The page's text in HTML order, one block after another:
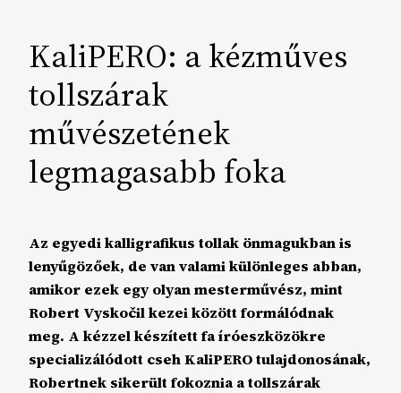
KaliPERO: a kézműves
tollszárak
művészetének
legmagasabb foka
Az egyedi kalligrafikus tollak önmagukban is
lenyűgözőek, de van valami különleges abban,
amikor ezek egy olyan mesterművész, mint
Robert Vyskočil kezei között formálódnak
meg. A kézzel készített fa íróeszközökre
specializálódott cseh KaliPERO tulajdonosának,
Robertnek sikerült fokoznia a tollszárak